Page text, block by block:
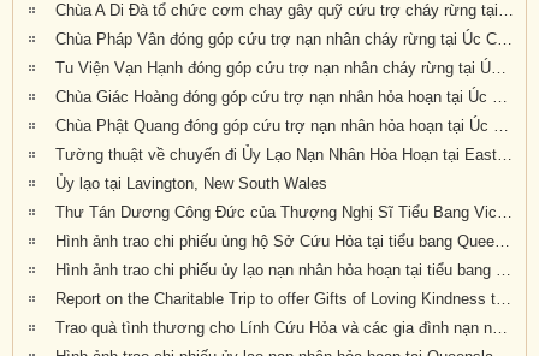
Chùa A Di Đà tổ chức cơm chay gây quỹ cứu trợ cháy rừng tại Úc châu (19.01.2020) 19/1/2020
Chùa Pháp Vân đóng góp cứu trợ nạn nhân cháy rừng tại Úc Châu
Tu Viện Vạn Hạnh đóng góp cứu trợ nạn nhân cháy rừng tại Úc Châu
Chùa Giác Hoàng đóng góp cứu trợ nạn nhân hỏa hoạn tại Úc Châu
Chùa Phật Quang đóng góp cứu trợ nạn nhân hỏa hoạn tại Úc Châu
Tường thuật về chuyến đi Ủy Lạo Nạn Nhân Hỏa Hoạn tại East Gippsland, VIC và Lavington, NSW
Ủy lạo tại Lavington, New South Wales
Thư Tán Dương Công Đức của Thượng Nghị Sĩ Tiểu Bang Victoria Tiến Sĩ Kiều Tiến Dũng gởi đến Chư Tôn Đức & Tự Viện thành viên Giáo Hội trong công cuộc đóng góp ủy lạo nạn nhân hỏa hoạn tại Úc Châu (Appreciation letters from Dr Kieu Tien Dung, State Member for South-Eastern Metropolitan Region, Victoria, Australia)
Hình ảnh trao chi phiếu ủng hộ Sở Cứu Hỏa tại tiểu bang Queensland, Úc Châu
Hình ảnh trao chi phiếu ủy lạo nạn nhân hỏa hoạn tại tiểu bang New South Wales (đợt 2)
Report on the Charitable Trip to offer Gifts of Loving Kindness to Bushfire Survivors in Victoria, New South Wales and Queensland
Trao quà tình thương cho Lính Cứu Hỏa và các gia đình nạn nhân hỏa hoạn tại Wandandian, New South Wales ngày 12/2/2020